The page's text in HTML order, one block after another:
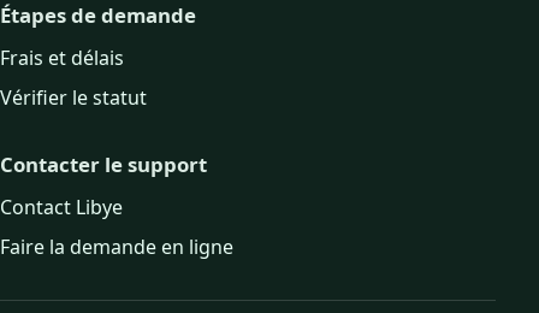
Étapes de demande
Frais et délais
Vérifier le statut
Contacter le support
Contact Libye
Faire la demande en ligne